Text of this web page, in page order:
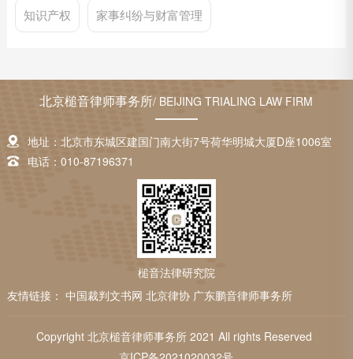
知识产权 家事纠纷与财富管理
北京槌音律师事务所/ BEIJING TRIALING LAW FIRM
地址：北京市东城区建国门南大街7号荷华明城大厦D座1006室
电话：010-87196371
槌音法律研究院
友情链接： 中国裁判文书网 北京律协 广东鹏音律师事务所
Copyright 北京槌音律师事务所 2021 All rights Reserved